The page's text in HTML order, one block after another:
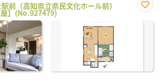
前（高知県立県民文化ホール前）
】(No.927479)
に入